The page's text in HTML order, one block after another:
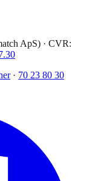
ApS) · CVR:
· 70 23 80 30